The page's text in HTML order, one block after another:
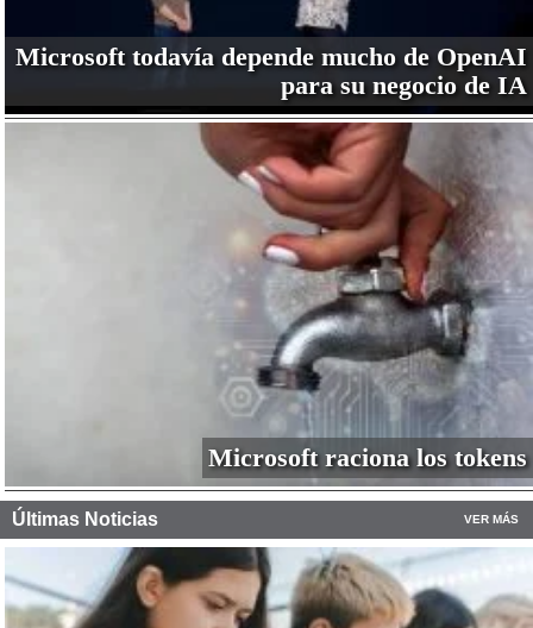
Microsoft todavía depende mucho de OpenAI
para su negocio de IA
Microsoft raciona los tokens
Últimas Noticias VER MÁS